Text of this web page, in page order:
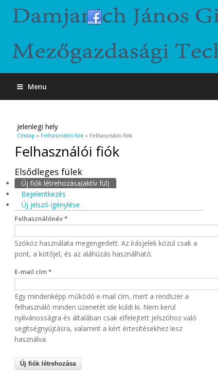
Menu
Jelenlegi hely
Címlap » Felhasználói fiók » Felhasználói fiók
Felhasználói fiók
Elsődleges fülek
Új fiók létrehozása(aktív fül)
Bejelentkezés
Új jelszó igénylése
Felhasználónév*
Szóköz használata megengedett. Az írásjelek közül csak a
pont, a kötőjel, és az aláhúzás használható.
E-mail cím*
Egy mindenképp működő e-mail cím, mert a rendszer a
felhasználó minden üzenetét ide küldi ki. Nem kerül
nyilvánosságra és általában csak elfelejtett jelszóhoz való
segítségnyújtásra, valamint a kért értesítésekhez lesz
használva.